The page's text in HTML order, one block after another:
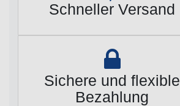
Schneller Versand
Sichere und flexible
Bezahlung